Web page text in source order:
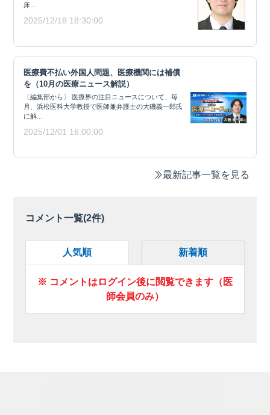
床...
2025/12/18 18:30:00
医療費不払い外国人問題、医療機関には補償
を（10月の医療ニュース解説）
〔編集部から〕 医療界の注目ニュースについて、毎
月、浜松医科大学教授で医師兼弁護士の大磯義一郎氏
に解...
2025/12/01 16:00:00
最新記事一覧を見る
コメント一覧(2件)
人気順 新着順
※ コメントはログイン後に閲覧できます（医
師会員のみ）